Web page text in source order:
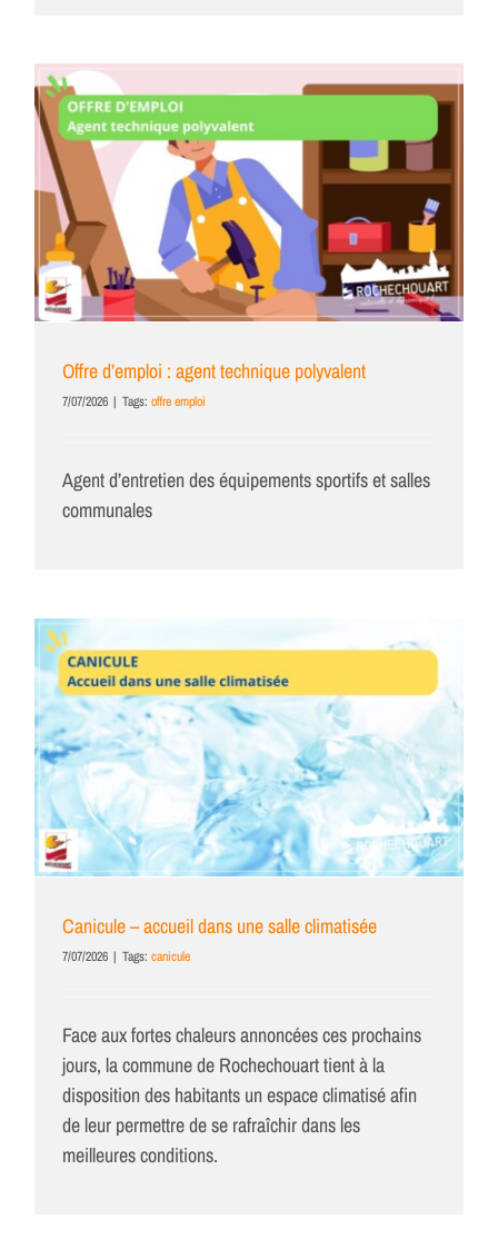
Offre d’emploi : agent technique polyvalent
7/07/2026 | Tags: offre emploi
Agent d’entretien des équipements sportifs et salles
communales
Canicule – accueil dans une salle climatisée
7/07/2026 | Tags: canicule
Face aux fortes chaleurs annoncées ces prochains
jours, la commune de Rochechouart tient à la
disposition des habitants un espace climatisé afin
de leur permettre de se rafraîchir dans les
meilleures conditions.